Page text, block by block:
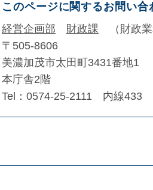
このページに関するお問い合
経営企画部
財政課
財政
〒505-8606
美濃加茂市太田町3431番地1
本庁舎2階
Tel：0574-25-2111 内線433